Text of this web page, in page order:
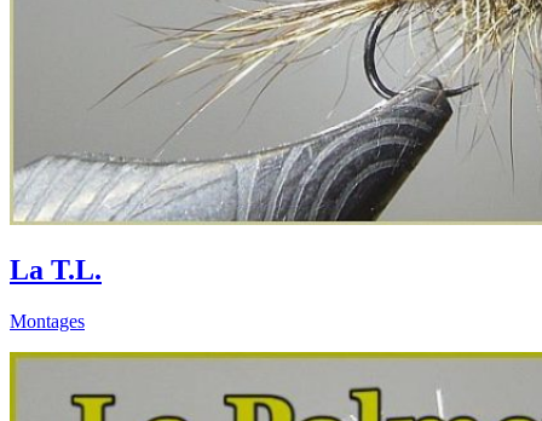
La T.L.
Montages